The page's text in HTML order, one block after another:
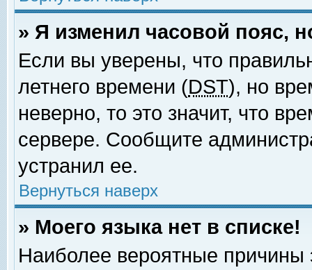
» Я изменил часовой пояс,
Если вы уверены, что
летнего времени (DST), но
неверно, то это значит, что
сервере. Сообщите
устранил ее.
Вернуться наверх
» Моего языка нет в списке!
Наиболее вероятные причины